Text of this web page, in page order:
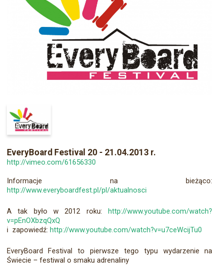
EveryBoard Festival 20 - 21.04.2013 r.
http://vimeo.com/61656330
Informacje na bieżąco:
http://www.everyboardfest.pl/pl/aktualnosci
A tak było w 2012 roku:http://www.youtube.com/watch?
v=pEnOXbzqQxQ
i zapowiedź: http://www.youtube.com/watch?v=u7ceWcijTu0
EveryBoard Festival to pierwsze tego typu wydarzenie na
Świecie – festiwal o smaku adrenaliny